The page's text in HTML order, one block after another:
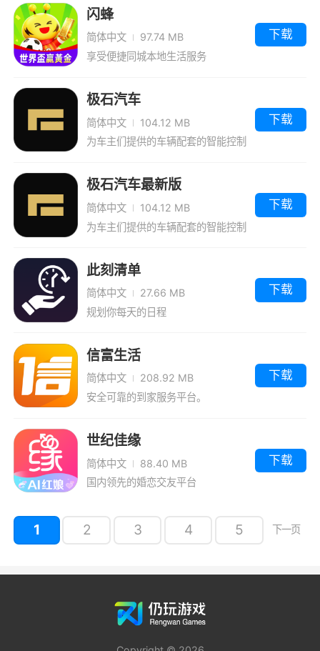
闪蜂
简体中文
97.74 MB
享受便捷同城本地生活服务
下载
极石汽车
简体中文
104.12 MB
为车主们提供的车辆配套的智能控制
下载
极石汽车最新版
简体中文
104.12 MB
为车主们提供的车辆配套的智能控制
下载
此刻清单
简体中文
27.66 MB
规划你每天的日程
下载
信富生活
简体中文
208.92 MB
安全可靠的到家服务平台。
下载
世纪佳缘
简体中文
88.40 MB
国内领先的婚恋交友平台
下载
1 2 3 4 5 下一页